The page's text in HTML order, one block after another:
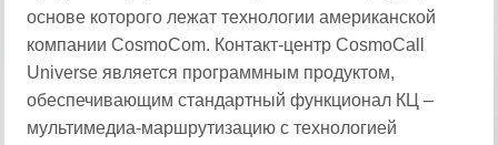
основе которого лежат технологии американской
компании CosmoCom. Контакт-центр CosmoCall
Universe является программным продуктом,
обеспечивающим стандартный функционал КЦ –
мультимедиа-маршрутизацию с технологией